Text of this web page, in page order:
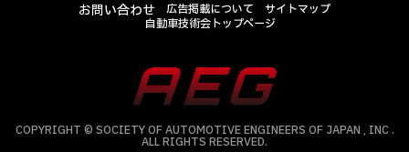
お問い合わせ
広告掲載について
サイトマップ
自動車技術会トップページ
COPYRIGHT © SOCIETY OF AUTOMOTIVE ENGINEERS OF JAPAN , INC .
ALL RIGHTS RESERVED.